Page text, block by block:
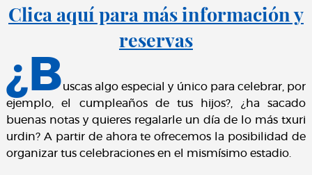
Clica aquí para más información y
reservas
¿Buscas algo especial y único para celebrar, por
ejemplo, el cumpleaños de tus hijos?, ¿ha sacado
buenas notas y quieres regalarle un día de lo más txuri
urdin? A partir de ahora te ofrecemos la posibilidad de
organizar tus celebraciones en el mismísimo estadio.